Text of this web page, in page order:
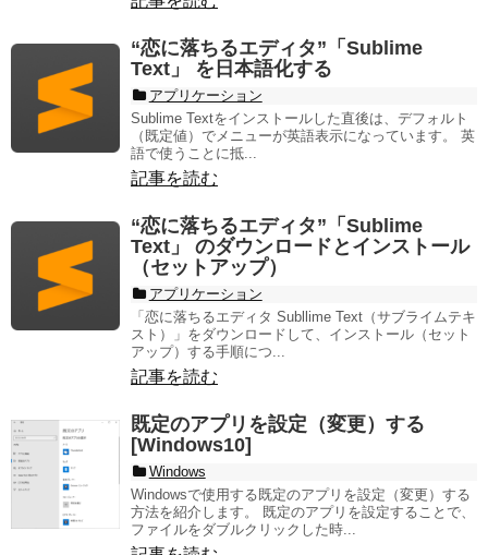
“恋に落ちるエディタ”「Sublime
Text」 を日本語化する
アプリケーション
Sublime Textをインストールした直後は、デフォルト
（既定値）でメニューが英語表示になっています。 英
語で使うことに抵...
記事を読む
“恋に落ちるエディタ”「Sublime
Text」 のダウンロードとインストール
（セットアップ）
アプリケーション
「恋に落ちるエディタ Subllime Text（サブライムテキ
スト）」をダウンロードして、インストール（セット
アップ）する手順につ...
記事を読む
既定のアプリを設定（変更）する
[Windows10]
Windows
Windowsで使用する既定のアプリを設定（変更）する
方法を紹介します。 既定のアプリを設定することで、
ファイルをダブルクリックした時...